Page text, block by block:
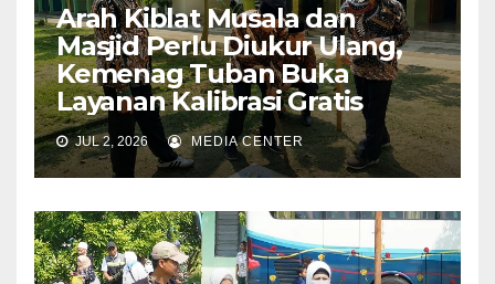
Arah Kiblat Musala dan
Masjid Perlu Diukur Ulang,
Kemenag Tuban Buka
Layanan Kalibrasi Gratis
JUL 2, 2026 MEDIA CENTER